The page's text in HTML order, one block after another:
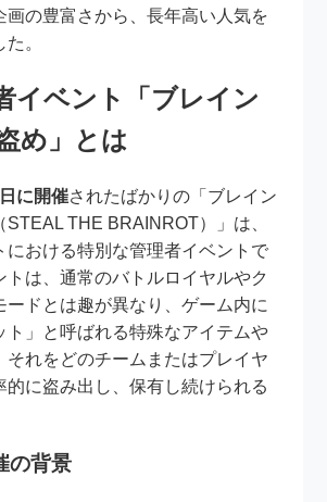
画の豊富さから、長年高い人気を
。
イベント「ブレイン
め」とは
に開催されたばかりの「ブレイン
STEAL THE BRAINROT）」は、
における特別な管理者イベントで
トは、通常のバトルロイヤルやク
ードとは趣が異なり、ゲーム内に
ト」と呼ばれる特殊なアイテムや
それをどのチームまたはプレイヤ
的に盗み出し、保有し続けられる
の背景